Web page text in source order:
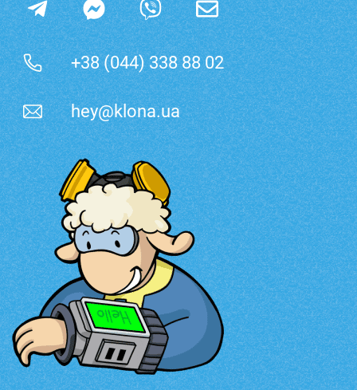
+38 (044) 338 88 02
hey@klona.ua